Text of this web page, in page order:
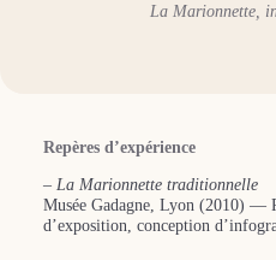
La Marionnette,
Repères d’expérience
– La Marionnette traditionnelle
Musée Gadagne, Lyon (2010) —
d’exposition, conception